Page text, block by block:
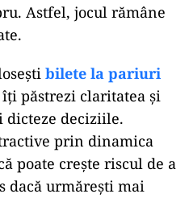
Astfel, jocul rămâne
bilete la pariuri
îți păstrezi claritatea și
dicteze deciziile.
prin dinamica
poate crește riscul de a
dacă urmărești mai